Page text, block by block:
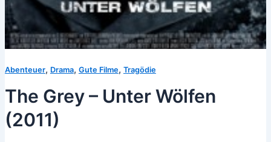
Abenteuer, Drama, Gute Filme, Tragödie
The Grey – Unter Wölfen
(2011)